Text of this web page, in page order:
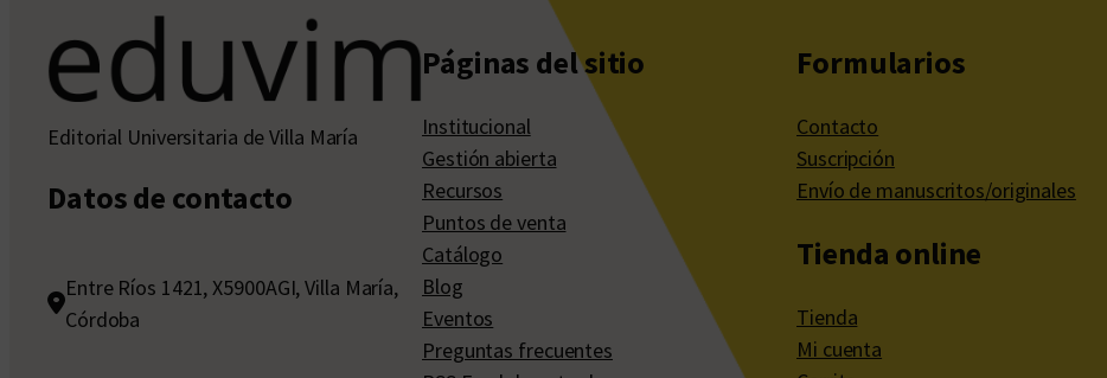
Editorial Universitaria de Villa María
Datos de contacto
Entre Ríos 1421, X5900AGI, Villa María,
Córdoba
Páginas del sitio
Institucional
Gestión abierta
Recursos
Puntos de venta
Catálogo
Blog
Eventos
Preguntas frecuentes
Formularios
Contacto
Suscripción
Envío de manuscritos/originales
Tienda online
Tienda
Mi cuenta